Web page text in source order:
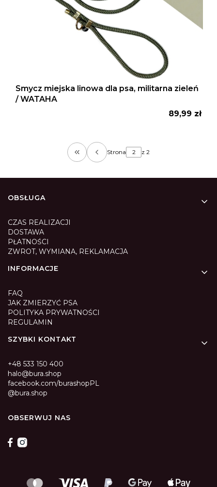
Smycz miejska linowa dla psa, militarna zieleń
/ WATAHA
Cena
89,99 zł
Wróć do pierwszej strony z
Strona z 2
Linki w stopce
OBSŁUGA
CZAS REALIZACJI
DOSTAWA
PŁATNOŚCI
ZWROT, WYMIANA, REKLAMACJA
INFORMACJE
FAQ
JAK ZMIERZYĆ PSA
POLITYKA PRYWATNOŚCI
REGULAMIN
SZYBKI KONTAKT
+48 533 150 400
halo@bura.shop
facebook.com/burashopPL
@bura.shop
OBSERWUJ NAS